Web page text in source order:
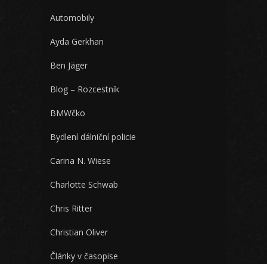
Automobily
Ayda Gerkhan
Ben Jäger
Blog – Rozcestník
BMWčko
Bydlení dálniční policie
Carina N. Wiese
Charlotte Schwab
Chris Ritter
Christian Oliver
Články v časopise